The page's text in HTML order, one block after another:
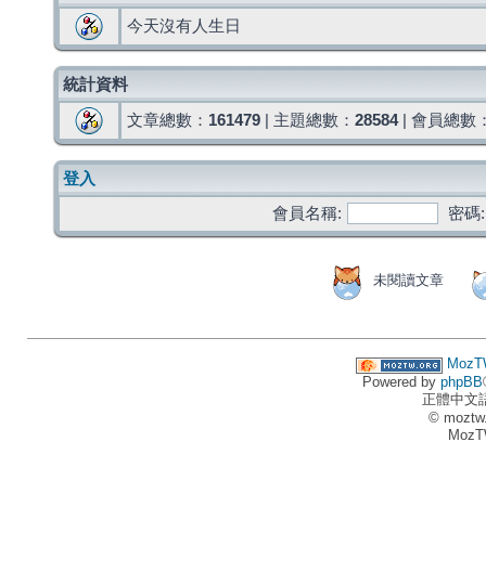
今天沒有人生日
統計資料
文章總數： 161479 | 主題總數： 28584| 會員總數
登入
會員名稱:
密碼:
未閱讀文章
Powered by phpBB
正體中文
©